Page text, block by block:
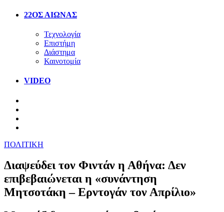
22ΟΣ ΑΙΩΝΑΣ
Τεχνολογία
Επιστήμη
Διάστημα
Καινοτομία
VIDEO
ΠΟΛΙΤΙΚΗ
Διαψεύδει τον Φιντάν η Αθήνα: Δεν
επιβεβαιώνεται η «συνάντηση
Μητσοτάκη – Ερντογάν τον Απρίλιο»